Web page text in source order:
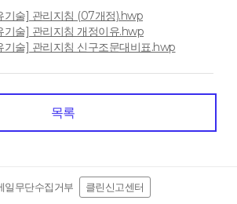
기술] 관리지침 (07개정).hwp
기술] 관리지침 개정이유.hwp
기술] 관리지침 신구조문대비표.hwp
목록
일무단수집거부 클린신고센터